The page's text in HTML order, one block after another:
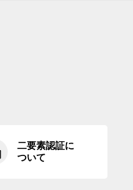
二要素認証に
ついて